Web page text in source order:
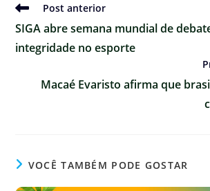
Ler
artigos
Post anterior
SIGA abre semana mundial de
integridade no esporte
Macaé Evaristo afirma que
VOCÊ TAMBÉM PODE GOSTAR